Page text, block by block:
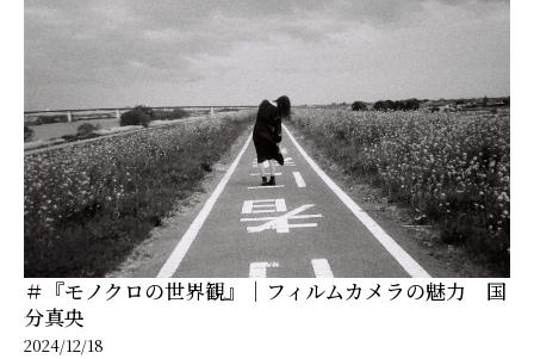
＃『モノクロの世界観』｜フィルムカメラの魅力 国
分真央
2024/12/18